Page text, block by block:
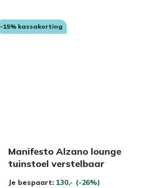
-15% kassakorting
Manifesto Alzano lounge
tuinstoel verstelbaar
Je bespaart: 130,- (-26%)